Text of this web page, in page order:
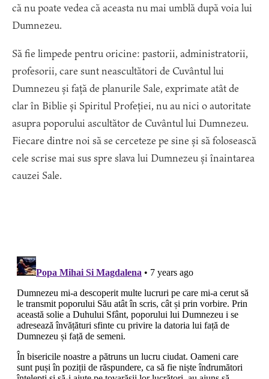
că nu poate vedea că aceasta nu mai umblă după voia lui
Dumnezeu.
Să fie limpede pentru oricine: pastorii, administratorii,
profesorii, care sunt neascultători de Cuvântul lui
Dumnezeu și față de planurile Sale, exprimate atât de
clar în Biblie și Spiritul Profeției, nu au nici o autoritate
asupra poporului ascultător de Cuvântul lui Dumnezeu.
Fiecare dintre noi să se cerceteze pe sine și să folosească
cele scrise mai sus spre slava lui Dumnezeu și înaintarea
cauzei Sale.